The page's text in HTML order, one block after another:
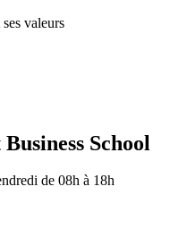
valeurs
School
de 08h à 18h